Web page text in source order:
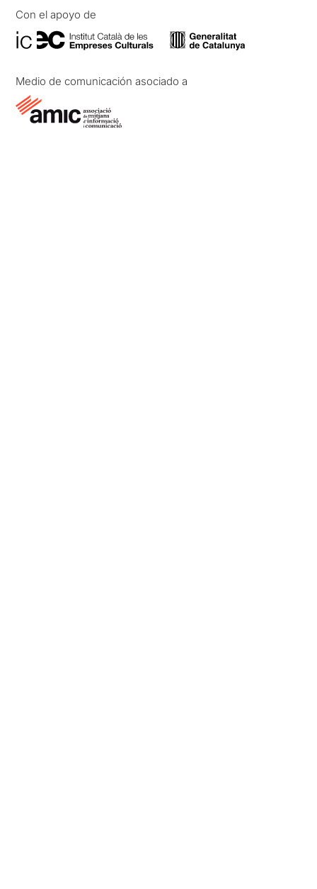
Con el apoyo de
Medio de comunicación asociado a